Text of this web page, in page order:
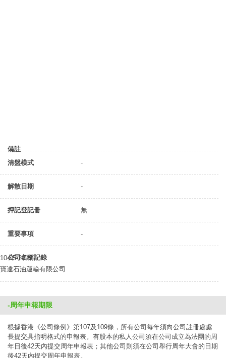
備註
清盤模式
-
解散日期 -
押記登記冊 無
重要事項 -
公司名稱記錄
10-05-2019
寶達石油運輸有限公司
-周年申報期限
根據香港《公司條例》第107及109條，所有公司每年須向公司註冊處處
長提交具指明格式的申報表。有股本的私人公司須在公司成立為法團的周
年日後42天內提交周年申報表；其他公司則須在公司舉行周年大會的日期
後42天內提交周年申報表。